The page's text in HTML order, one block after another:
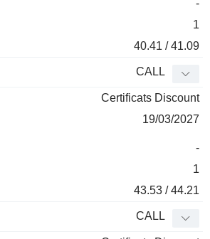
-
1
40.41 / 41.09
CALL
Certificats Discount
19/03/2027
-
1
43.53 / 44.21
CALL